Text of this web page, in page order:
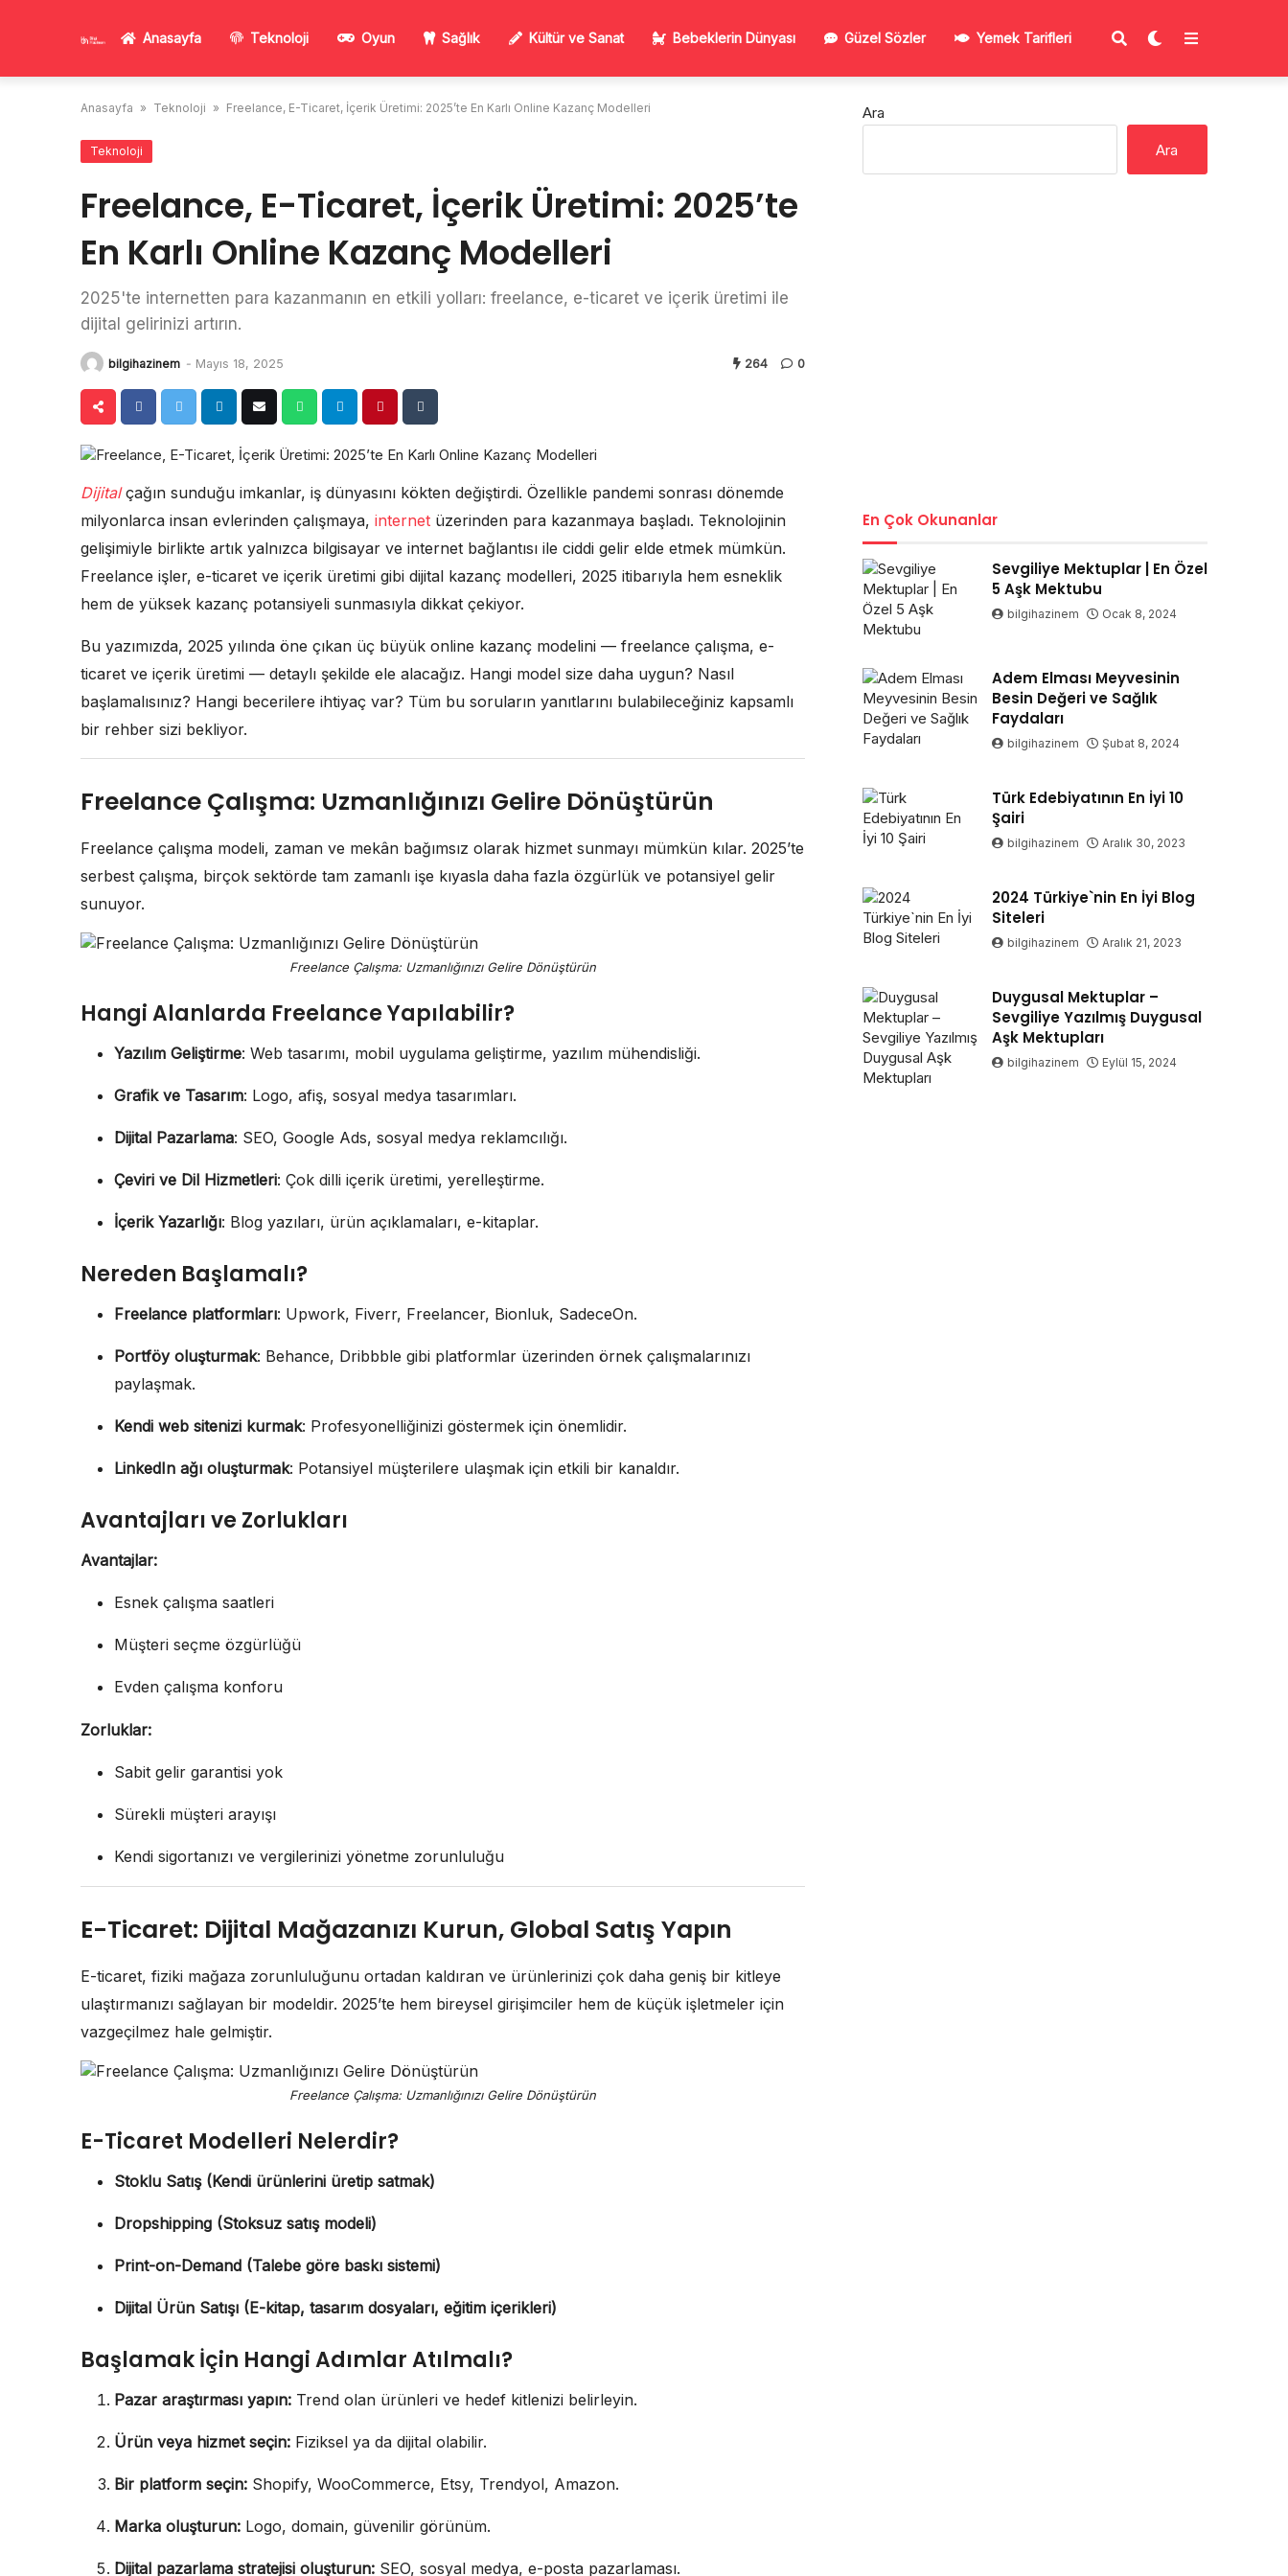
Anasayfa Teknoloji Oyun Sağlık Kültür ve Sanat Bebeklerin Dünyası Güzel Sözler Yemek Tarifleri
Anasayfa » Teknoloji » Freelance, E-Ticaret, İçerik Üretimi: 2025’te En Karlı Online Kazanç Modelleri
Teknoloji
Freelance, E-Ticaret, İçerik Üretimi: 2025’te
En Karlı Online Kazanç Modelleri
2025'te internetten para kazanmanın en etkili yolları: freelance, e-ticaret ve içerik üretimi ile
dijital gelirinizi artırın.
bilgihazinem - Mayıs 18, 2025 264 0
Dijitalçağın sunduğu imkanlar, iş dünyasını kökten değiştirdi. Özellikle pandemi sonrası dönemde
milyonlarca insan evlerinden çalışmaya, internet üzerinden para kazanmaya başladı. Teknolojinin
gelişimiyle birlikte artık yalnızca bilgisayar ve internet bağlantısı ile ciddi gelir elde etmek mümkün.
Freelance işler, e-ticaret ve içerik üretimi gibi dijital kazanç modelleri, 2025 itibarıyla hem esneklik
hem de yüksek kazanç potansiyeli sunmasıyla dikkat çekiyor.
Bu yazımızda, 2025 yılında öne çıkan üç büyük online kazanç modelini — freelance çalışma, e-
ticaret ve içerik üretimi — detaylı şekilde ele alacağız. Hangi model size daha uygun? Nasıl
başlamalısınız? Hangi becerilere ihtiyaç var? Tüm bu soruların yanıtlarını bulabileceğiniz kapsamlı
bir rehber sizi bekliyor.
Freelance Çalışma: Uzmanlığınızı Gelire Dönüştürün
Freelance çalışma modeli, zaman ve mekân bağımsız olarak hizmet sunmayı mümkün kılar. 2025’te
serbest çalışma, birçok sektörde tam zamanlı işe kıyasla daha fazla özgürlük ve potansiyel gelir
sunuyor.
Freelance Çalışma: Uzmanlığınızı Gelire Dönüştürün
Hangi Alanlarda Freelance Yapılabilir?
Yazılım Geliştirme: Web tasarımı, mobil uygulama geliştirme, yazılım mühendisliği.
Grafik ve Tasarım: Logo, afiş, sosyal medya tasarımları.
Dijital Pazarlama: SEO, Google Ads, sosyal medya reklamcılığı.
Çeviri ve Dil Hizmetleri: Çok dilli içerik üretimi, yerelleştirme.
İçerik Yazarlığı: Blog yazıları, ürün açıklamaları, e-kitaplar.
Nereden Başlamalı?
Freelance platformları: Upwork, Fiverr, Freelancer, Bionluk, SadeceOn.
Portföy oluşturmak: Behance, Dribbble gibi platformlar üzerinden örnek çalışmalarınızı
paylaşmak.
Kendi web sitenizi kurmak: Profesyonelliğinizi göstermek için önemlidir.
LinkedIn ağı oluşturmak: Potansiyel müşterilere ulaşmak için etkili bir kanaldır.
Avantajları ve Zorlukları
Avantajlar:
Esnek çalışma saatleri
Müşteri seçme özgürlüğü
Evden çalışma konforu
Zorluklar:
Sabit gelir garantisi yok
Sürekli müşteri arayışı
Kendi sigortanızı ve vergilerinizi yönetme zorunluluğu
E-Ticaret: Dijital Mağazanızı Kurun, Global Satış Yapın
E-ticaret, fiziki mağaza zorunluluğunu ortadan kaldıran ve ürünlerinizi çok daha geniş bir kitleye
ulaştırmanızı sağlayan bir modeldir. 2025’te hem bireysel girişimciler hem de küçük işletmeler için
vazgeçilmez hale gelmiştir.
Freelance Çalışma: Uzmanlığınızı Gelire Dönüştürün
E-Ticaret Modelleri Nelerdir?
Stoklu Satış (Kendi ürünlerini üretip satmak)
Dropshipping (Stoksuz satış modeli)
Print-on-Demand (Talebe göre baskı sistemi)
Dijital Ürün Satışı (E-kitap, tasarım dosyaları, eğitim içerikleri)
Başlamak İçin Hangi Adımlar Atılmalı?
Pazar araştırması yapın: Trend olan ürünleri ve hedef kitlenizi belirleyin.
Ürün veya hizmet seçin: Fiziksel ya da dijital olabilir.
Bir platform seçin: Shopify, WooCommerce, Etsy, Trendyol, Amazon.
Marka oluşturun: Logo, domain, güvenilir görünüm.
Dijital pazarlama stratejisi oluşturun: SEO, sosyal medya, e-posta pazarlaması.
Ara
Ara
En Çok Okunanlar
Sevgiliye Mektuplar | En Özel
5 Aşk Mektubu
bilgihazinem Ocak 8, 2024
Adem Elması Meyvesinin
Besin Değeri ve Sağlık
Faydaları
bilgihazinem Şubat 8, 2024
Türk Edebiyatının En İyi 10
Şairi
bilgihazinem Aralık 30, 2023
2024 Türkiye`nin En İyi Blog
Siteleri
bilgihazinem Aralık 21, 2023
Duygusal Mektuplar –
Sevgiliye Yazılmış Duygusal
Aşk Mektupları
bilgihazinem Eylül 15, 2024